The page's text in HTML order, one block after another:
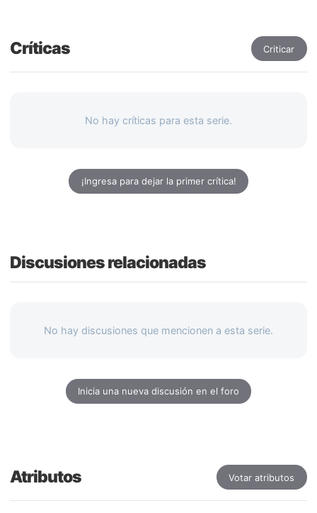
Críticas Criticar
No hay críticas para esta serie.
¡Ingresa para dejar la primer crítica!
Discusiones relacionadas
No hay discusiones que mencionen a esta serie.
Inicia una nueva discusión en el foro
Atributos Votar atributos